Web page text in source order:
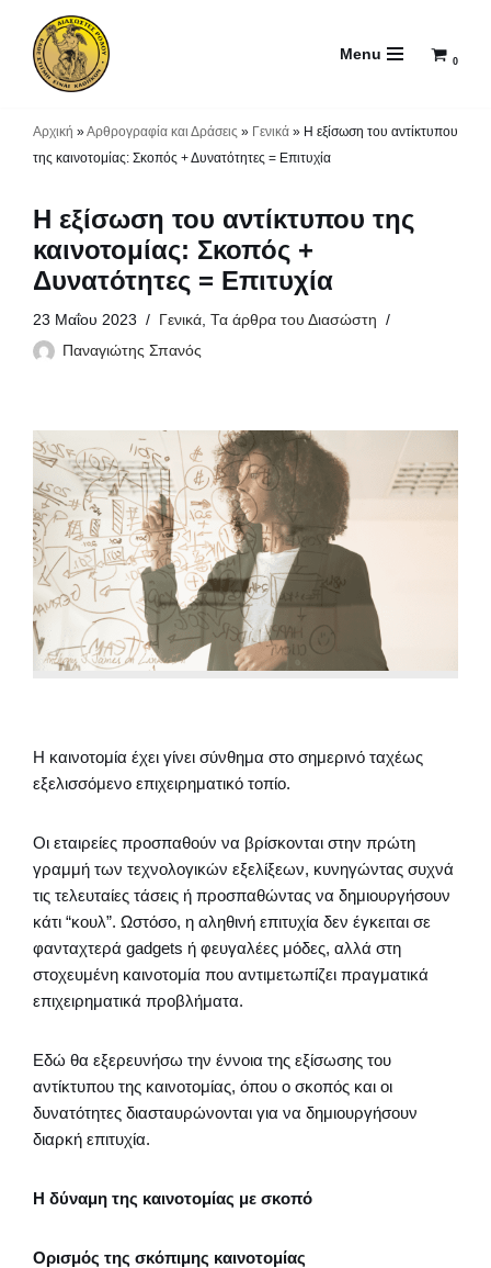
Μεταπηδήστε
Menu 0
Αρχική »Αρθρογραφία και Δράσεις » Γενικά » Η εξίσωση του αντίκτυπου
της καινοτομίας: Σκοπός + Δυνατότητες = Επιτυχία
Η εξίσωση του αντίκτυπου της
καινοτομίας: Σκοπός +
Δυνατότητες = Επιτυχία
23 Μαΐου 2023 Γενικά, Τα άρθρα του Διασώστη
Παναγιώτης Σπανός
Η καινοτομία έχει γίνει σύνθημα στο σημερινό ταχέως
εξελισσόμενο επιχειρηματικό τοπίο.
Οι εταιρείες προσπαθούν να βρίσκονται στην πρώτη
γραμμή των τεχνολογικών εξελίξεων, κυνηγώντας συχνά
τις τελευταίες τάσεις ή προσπαθώντας να δημιουργήσουν
κάτι “κουλ”. Ωστόσο, η αληθινή επιτυχία δεν έγκειται σε
φανταχτερά gadgets ή φευγαλέες μόδες, αλλά στη
στοχευμένη καινοτομία που αντιμετωπίζει πραγματικά
επιχειρηματικά προβλήματα.
Εδώ θα εξερευνήσω την έννοια της εξίσωσης του
αντίκτυπου της καινοτομίας, όπου ο σκοπός και οι
δυνατότητες διασταυρώνονται για να δημιουργήσουν
διαρκή επιτυχία.
Η δύναμη της καινοτομίας με σκοπό
Ορισμός της σκόπιμης καινοτομίας